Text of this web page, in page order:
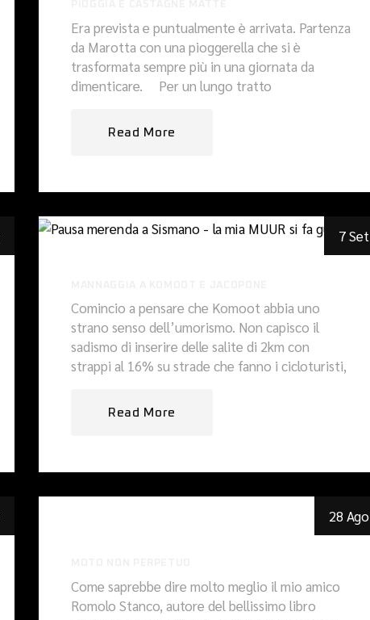
Era prevista e puntualmente è arrivata. Partenza
da Marotta con una pioggerella che si è
trasformata sempre più in una giornata da
dimenticare. Per un lungo tratto
Read More
7 Set
Comincio a pensare che Komoot abbia uno
strano senso dell’umorismo. Non capisco il
sadismo di inserire delle salite di 2km con
strappi al 16% su strade che fanno i cicloturisti,
Read More
28 Ago
Come saprebbe dire molto meglio il mio amico
Romolo Stanco, autore del bellissimo libro